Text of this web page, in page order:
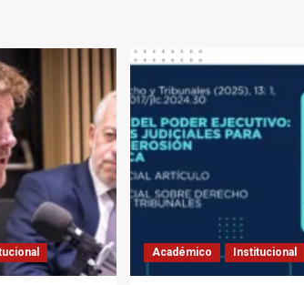
Académico Institucional